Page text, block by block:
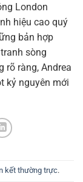
London
hiệu cao quý
bản hợp
sòng
rõ ràng, Andrea
kỷ nguyên mới
kết thường trực.